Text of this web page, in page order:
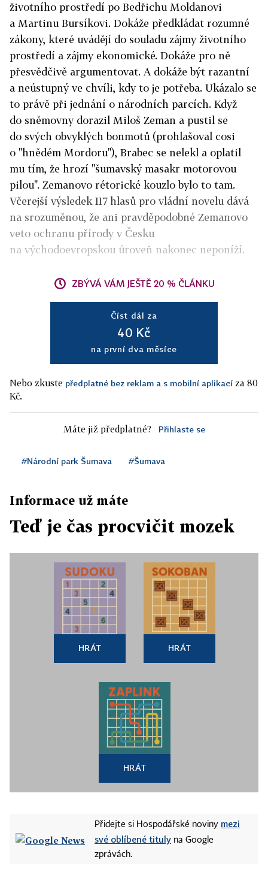
životního prostředí po Bedřichu Moldanovi
a Martinu Bursíkovi. Dokáže předkládat rozumné
zákony, které uvádějí do souladu zájmy životního
prostředí a zájmy ekonomické. Dokáže pro ně
přesvědčivě argumentovat. A dokáže být razantní
a neústupný ve chvíli, kdy to je potřeba. Ukázalo se
to právě při jednání o národních parcích. Když
do sněmovny dorazil Miloš Zeman a pustil se
do svých obvyklých bonmotů (prohlašoval cosi
o "hnědém Mordoru"), Brabec se nelekl a oplatil
mu tím, že hrozí "šumavský masakr motorovou
pilou". Zemanovo rétorické kouzlo bylo to tam.
Včerejší výsledek 117 hlasů pro vládní novelu dává
na srozuměnou, že ani pravděpodobné Zemanovo
veto ochranu přírody v Česku
na východoevropskou úroveň nakonec neponíží.
ZBÝVÁ VÁM JEŠTĚ 20 % ČLÁNKU
Číst dál za
40 Kč
na první dva měsíce
Nebo zkuste předplatné bez reklam a s mobilní aplikací za 80
Kč.
Máte již předplatné? Přihlaste se
#Národní park Šumava #Šumava
Informace už máte
Teď je čas procvičit mozek
HRÁT HRÁT
HRÁT
Přidejte si Hospodářské noviny mezi
své oblíbené tituly na Google
zprávách.